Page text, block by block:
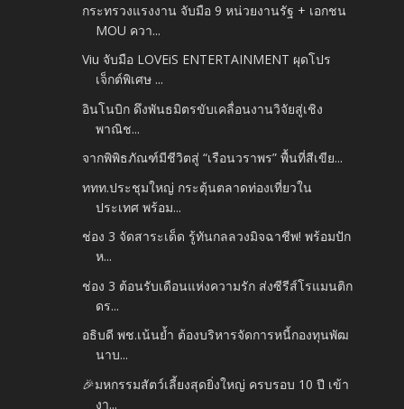
กระทรวงแรงงาน จับมือ 9 หน่วยงานรัฐ + เอกชน
MOU ควา...
Viu จับมือ LOVEiS ENTERTAINMENT ผุดโปร
เจ็กต์พิเศษ ...
อินโนบิก ดึงพันธมิตรขับเคลื่อนงานวิจัยสู่เชิง
พาณิช...
จากพิพิธภัณฑ์มีชีวิตสู่ “เรือนวราพร” พื้นที่สีเขีย...
ททท.ประชุมใหญ่ กระตุ้นตลาดท่องเที่ยวใน
ประเทศ พร้อม...
ช่อง 3 จัดสาระเด็ด รู้ทันกลลวงมิจฉาชีพ! พร้อมปัก
ห...
ช่อง 3 ต้อนรับเดือนแห่งความรัก ส่งซีรีส์โรแมนติก
ดร...
อธิบดี พช.เน้นย้ำ ต้องบริหารจัดการหนี้กองทุนพัฒ
นาบ...
🎉มหกรรมสัตว์เลี้ยงสุดยิ่งใหญ่ ครบรอบ 10 ปี เข้า
งา...